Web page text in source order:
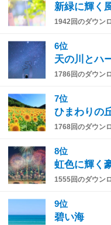
新緑に輝く
1942回のダウン
6位
天の川とハ
1786回のダウン
7位
ひまわりの
1768回のダウン
8位
虹色に輝く
1555回のダウン
9位
碧い海